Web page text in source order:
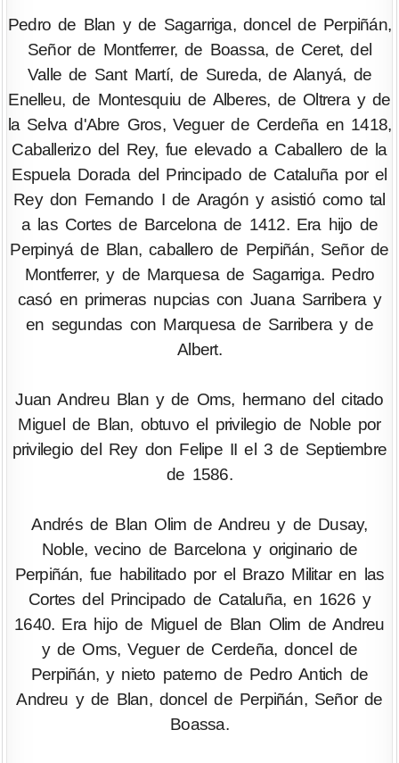
Pedro de Blan y de Sagarriga, doncel de Perpiñán,
Señor de Montferrer, de Boassa, de Ceret, del
Valle de Sant Martí, de Sureda, de Alanyá, de
Enelleu, de Montesquiu de Alberes, de Oltrera y de
la Selva d'Abre Gros, Veguer de Cerdeña en 1418,
Caballerizo del Rey, fue elevado a Caballero de la
Espuela Dorada del Principado de Cataluña por el
Rey don Fernando I de Aragón y asistió como tal
a las Cortes de Barcelona de 1412. Era hijo de
Perpinyá de Blan, caballero de Perpiñán, Señor de
Montferrer, y de Marquesa de Sagarriga. Pedro
casó en primeras nupcias con Juana Sarribera y
en segundas con Marquesa de Sarribera y de
Albert.
Juan Andreu Blan y de Oms, hermano del citado
Miguel de Blan, obtuvo el privilegio de Noble por
privilegio del Rey don Felipe II el 3 de Septiembre
de 1586.
Andrés de Blan Olim de Andreu y de Dusay,
Noble, vecino de Barcelona y originario de
Perpiñán, fue habilitado por el Brazo Militar en las
Cortes del Principado de Cataluña, en 1626 y
1640. Era hijo de Miguel de Blan Olim de Andreu
y de Oms, Veguer de Cerdeña, doncel de
Perpiñán, y nieto paterno de Pedro Antich de
Andreu y de Blan, doncel de Perpiñán, Señor de
Boassa.